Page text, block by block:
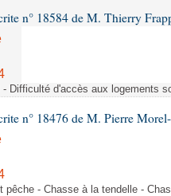
n° 18584 de M. Thierry
- Difficulté d'accès aux logements
n° 18476 de M. Pierre
pêche - Chasse à la tendelle -